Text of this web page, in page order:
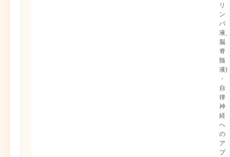
リ
ン
パ
液
脳
脊
髄
液)
・
自
律
神
経
へ
の
ア
プ